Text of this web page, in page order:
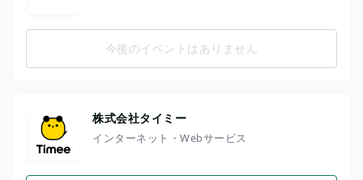
今後のイベントはありません
株式会社タイミー
インターネット・Webサービス